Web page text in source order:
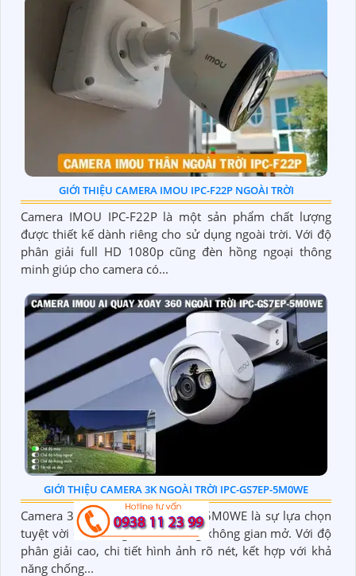
GIỚI THIỆU CAMERA IMOU IPC-F22P NGOÀI TRỜI
Camera IMOU IPC-F22P là một sản phẩm chất lượng
được thiết kế dành riêng cho sử dụng ngoài trời. Với độ
phân giải full HD 1080p cũng đèn hồng ngoại thông
minh giúp cho camera có...
GIỚI THIỆU CAMERA 3K NGOÀI TRỜI IPC-GS7EP-5M0WE
Camera 3K ngoài trời IPC-GS7EP-5M0WE là sự lựa chọn
tuyệt vời cho việc giám sát trong không gian mở. Với độ
phân giải cao, chi tiết hình ảnh rõ nét, kết hợp với khả
năng chống...